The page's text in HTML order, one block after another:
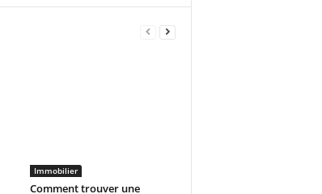
Immobilier
Comment trouver une